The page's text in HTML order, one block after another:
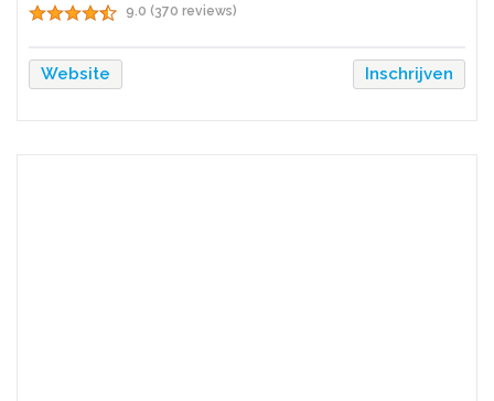
9.0 (370 reviews)
Website Inschrijven